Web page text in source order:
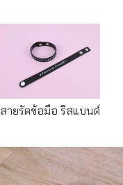
Read
more
สายรัดข้อมือ ริสแบนด์